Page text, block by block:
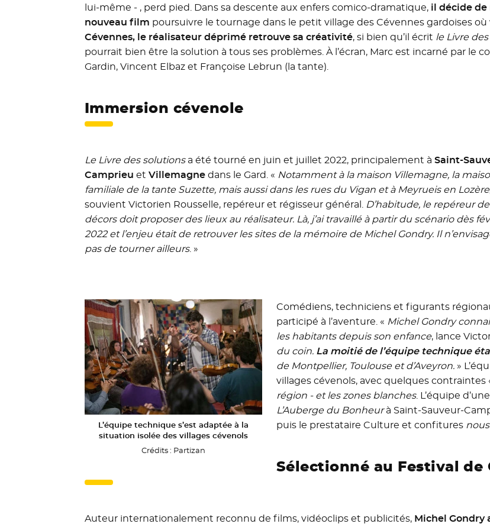
lui-même - , perd pied. Dans sa descente aux enfers comico-dramatique,il décide de
nouveau film poursuivre le tournage dans le petit village des Cévennes gardoises
Cévennes, le réalisateur déprimé retrouve sa créativité, si bien qu’il écrit le Livre
pourrait bien être la solution à tous ses problèmes. À l’écran, Marc est incarné par le
Gardin, Vincent Elbaz et Françoise Lebrun (la tante).
Immersion cévenole
Le Livre des solutionsa été tourné en juin et juillet 2022, principalement à Saint-
Camprieu et Villemagnedans le Gard. « Notamment à la maison Villemagne, la
familiale de la tante Suzette, mais aussi dans les rues du Vigan et à Meyrueis en Lozère
souvient Victorien Rousselle, repéreur et régisseur général. D’habitude, le repéreur de
décors doit proposer des lieux au réalisateur. Là, j’ai travaillé à partir du scénario dès
2022 et l’enjeu était de retrouver les sites de la mémoire de Michel Gondry. Il
pas de tourner ailleurs. »
L’équipe technique s’est adaptée à la
situation isolée des villages cévenols
Crédits : Partizan
Comédiens, techniciens et figurants
participé à l’aventure. « Michel Gondry
les habitants depuis son enfance, lance
du coin.La moitié de l’équipe technique
de Montpellier, Toulouse et d’Aveyron.»
villages cévenols, avec quelques contraintes
région - et les zones blanches. L’équipe
L’Auberge du Bonheurà Saint-Sauveur-
puis le prestataire Culture et confitures
Sélectionné au Festival de
Auteur internationalement reconnu de films, vidéoclips et publicités, Michel Gondry